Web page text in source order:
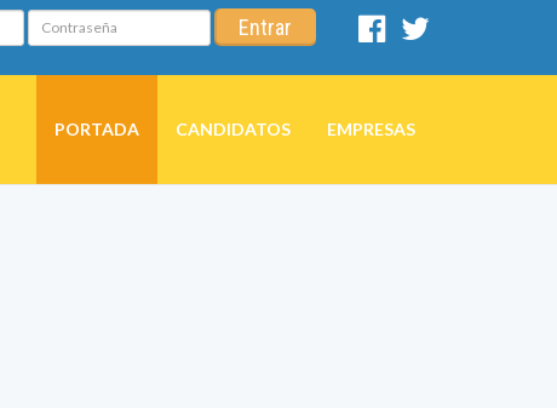
Contraseña Entrar
Facebook
PORTADA CANDIDATOS EMPRESAS